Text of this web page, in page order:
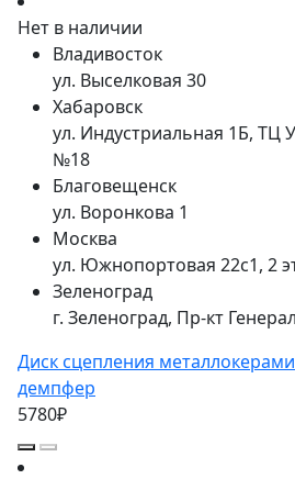
Нет в наличии
Владивосток
ул. Выселковая 30
Хабаровск
ул. Индустриальная 1Б, ТЦ
№18
Благовещенск
ул. Воронкова 1
Москва
ул. Южнопортовая 22с1, 2
Зеленоград
г. Зеленоград, Пр-кт
Диск сцепления
демпфер
5780₽